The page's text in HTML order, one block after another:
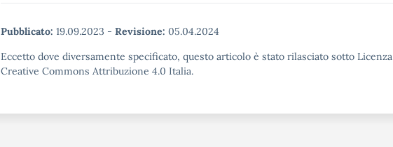
Pubblicato: 19.09.2023 - Revisione: 05.04.2024
Eccetto dove diversamente specificato, questo articolo è stato rilasciato sotto Licenza
Creative Commons Attribuzione 4.0 Italia.